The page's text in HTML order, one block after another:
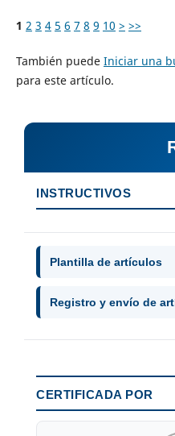
1 2 3 4 5 6 7 8 9 10 > >>
También puede Iniciar una
para este artículo.
INSTRUCTIVOS
Plantilla de artículos
Registro y envío de
CERTIFICADA POR